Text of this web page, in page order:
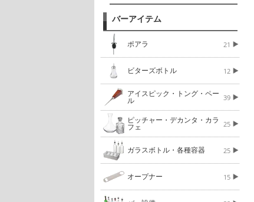
バーアイテム
ポアラ 21
ビターズボトル 12
アイスピック・トング・ペー
ル 39
ピッチャー・デカンタ・カラ
フェ 25
ガラスボトル・各種容器 25
オープナー 15